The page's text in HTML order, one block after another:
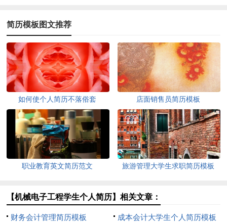
简历模板图文推荐
如何使个人简历不落俗套 店面销售员简历模板
职业教育英文简历范文 旅游管理大学生求职简历模板
【机械电子工程学生个人简历】相关文章：
财务会计管理简历模板 成本会计大学生个人简历模板